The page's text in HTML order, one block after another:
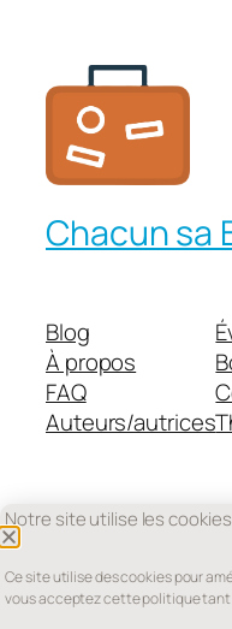
Chacun sa
Blog
À propos
FAQ
Auteurs/autrices
Twenty Twenty-Five
Notre site utilise les cookies
Ce site utilise des cookies pour
vous acceptez cette politique tant